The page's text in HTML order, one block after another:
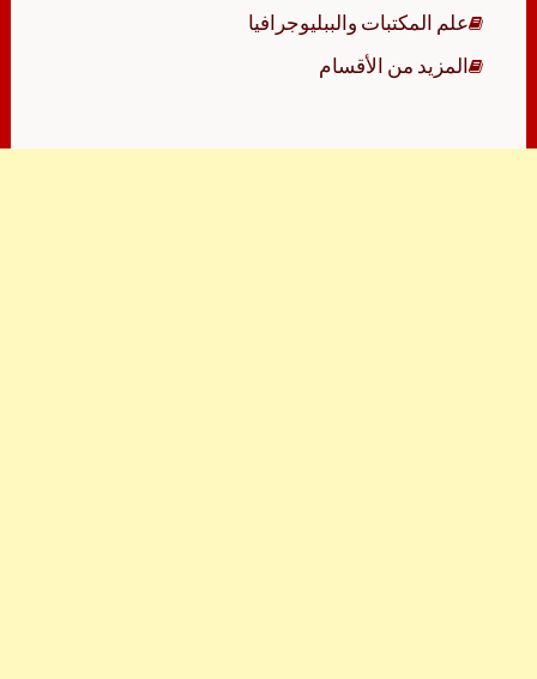
علم المكتبات والببليوجرافيا
المزيد من الأقسام